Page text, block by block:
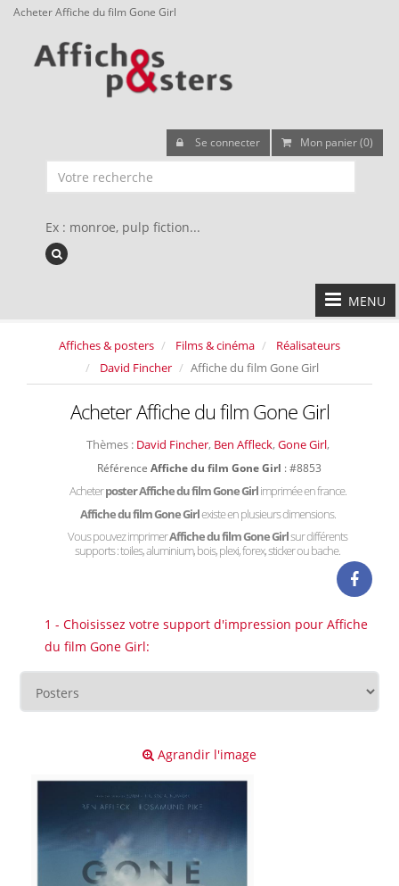
Acheter Affiche du film Gone Girl
Se connecter Mon panier (0)
Ex : monroe, pulp fiction...
MENU
Affiches & posters Films & cinéma
Réalisateurs
David Fincher
Affiche du film Gone Girl
Acheter Affiche du film Gone Girl
Thèmes : David Fincher, Ben Affleck, Gone Girl,
Référence Affiche du film Gone Girl : #8853
Acheterposter Affiche du film Gone Girlimprimée en france.
Affiche du film Gone Girlexiste en plusieurs dimensions.
Vous pouvez imprimerAffiche du film Gone Girlsur différents
supports : toiles, aluminium, bois, plexi, forex, sticker ou bache.
1 - Choisissez votre support d'impression pour Affiche
du film Gone Girl:
Agrandir l'image